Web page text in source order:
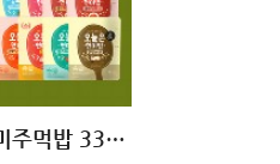
오늘은 현미밥&현미주먹밥 33종 1팩 골라담기